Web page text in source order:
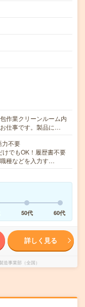
作業クリーンルーム内
仕事です。製品に…
力不要
でもOK！履歴書不要
種などを入力す…
50代 60代
詳しく見る
事業部（全国）